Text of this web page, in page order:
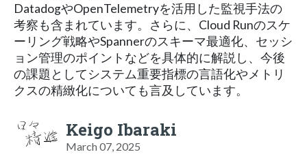
DatadogやOpenTelemetryを活用した監視手法の
考察も含まれています。さらに、Cloud Runのスケ
ーリング戦略やSpannerのスキーマ最適化、セッシ
ョン管理のポイントなどを具体的に解説し、今後
の課題としてシステム重要指標の言語化やメトリ
クスの精緻化についても言及しています。
Keigo Ibaraki
March 07, 2025